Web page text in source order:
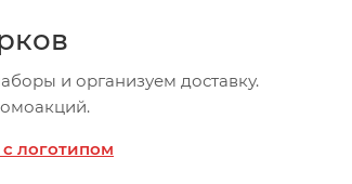
и организуем доставку.
логотипом